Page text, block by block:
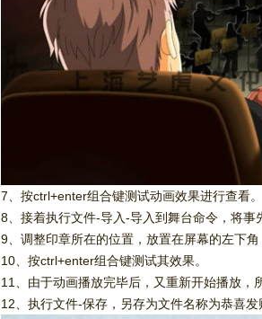
7、按ctrl+enter组合键测试动画效果进行查看。
8、接着执行文件-导入-导入到舞台命令，将事
9、调整印章所在的位置，放置在屏幕的左下角
10、按ctrl+enter组合键测试其效果。
11、由于动画播放完毕后，又重新开始播放，
12、执行文件-保存，另存为文件名称为恭喜